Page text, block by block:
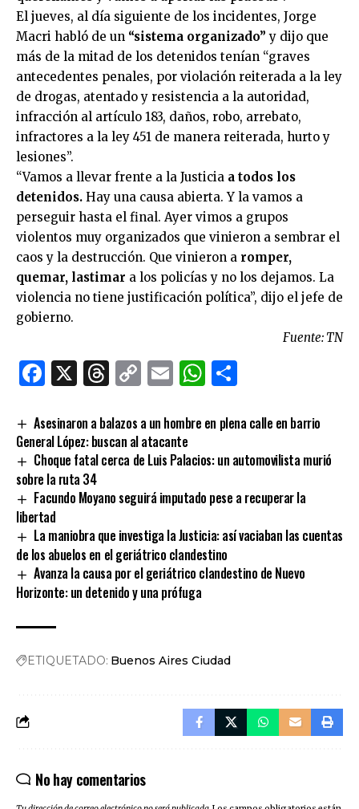
El jueves, al día siguiente de los incidentes, Jorge
Macri habló de un “sistema organizado” y dijo que
más de la mitad de los detenidos tenían “graves
antecedentes penales, por violación reiterada a la ley
de drogas, atentado y resistencia a la autoridad,
infracción al artículo 183, daños, robo, arrebato,
infractores a la ley 451 de manera reiterada, hurto y
lesiones”.
“Vamos a llevar frente a la Justicia a todos los
detenidos. Hay una causa abierta. Y la vamos a
perseguir hasta el final. Ayer vimos a grupos
violentos muy organizados que vinieron a sembrar el
caos y la destrucción. Que vinieron a romper,
quemar, lastimar a los policías y no los dejamos. La
violencia no tiene justificación política”, dijo el jefe de
gobierno.
Fuente: TN
Facebook
X Threads
CopyEmailWhatsApp
Asesinaron a balazos a un hombre en plena calle en barrio
General López: buscan al atacante
Choque fatal cerca de Luis Palacios: un automovilista murió
sobre la ruta 34
Facundo Moyano seguirá imputado pese a recuperar la
libertad
La maniobra que investiga la Justicia: así vaciaban las cuentas
de los abuelos en el geriátrico clandestino
Avanza la causa por el geriátrico clandestino de Nuevo
Horizonte: un detenido y una prófuga
ETIQUETADO: Buenos Aires Ciudad
No hay comentarios